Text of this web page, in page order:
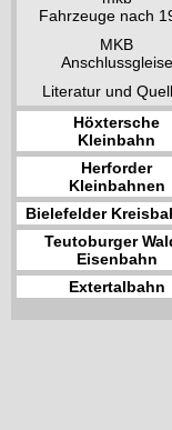
Fahrzeuge nach
MKB
Anschlussgleise
Literatur und
Höxtersche
Kleinbahn
Herforder
Kleinbahnen
Bielefelder
Teutoburger
Eisenbahn
Extertalbahn